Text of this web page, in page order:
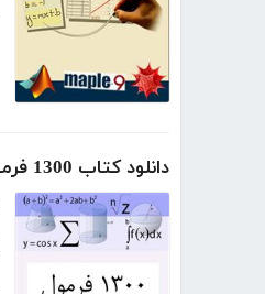
دانلود کتاب 1300 فرمول ریاضی